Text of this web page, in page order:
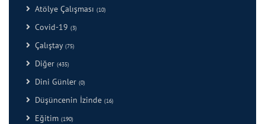
Atölye Çalışması (10)
Covid-19 (3)
Çalıştay (75)
Diğer (435)
Dini Günler (0)
Düşüncenin İzinde (16)
Eğitim (190)